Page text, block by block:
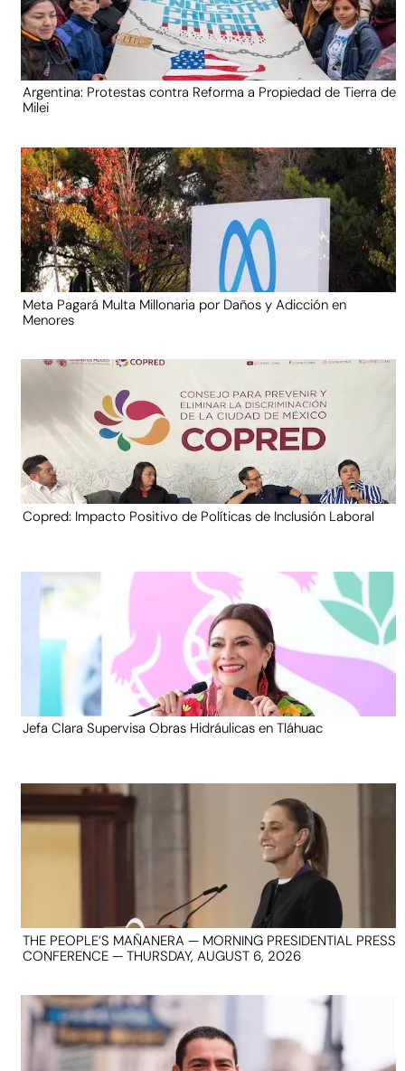
Argentina: Protestas contra Reforma a Propiedad de Tierra de
Milei
Meta Pagará Multa Millonaria por Daños y Adicción en
Menores
Copred: Impacto Positivo de Políticas de Inclusión Laboral
Jefa Clara Supervisa Obras Hidráulicas en Tláhuac
THE PEOPLE’S MAÑANERA — MORNING PRESIDENTIAL PRESS
CONFERENCE — THURSDAY, AUGUST 6, 2026